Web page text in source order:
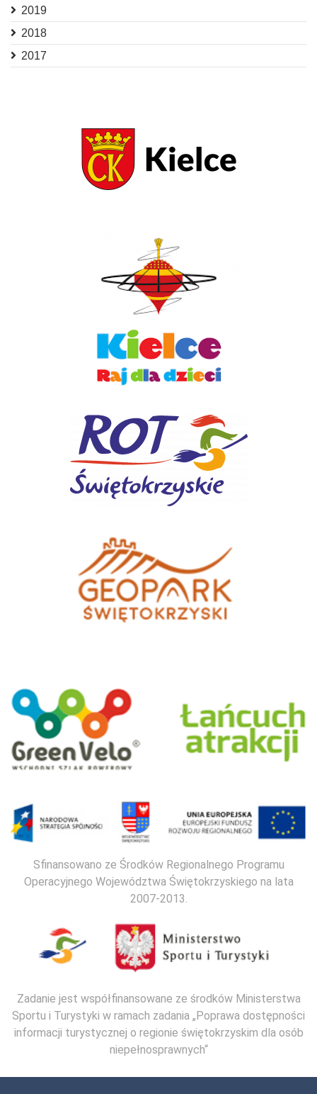
2019
2018
2017
Sfinansowano ze Środków Regionalnego Programu
Operacyjnego Województwa Świętokrzyskiego na lata
2007-2013.
Zadanie jest współfinansowane ze środków Ministerstwa
Sportu i Turystyki w ramach zadania „Poprawa dostępności
informacji turystycznej o regionie świętokrzyskim dla osób
niepełnosprawnych“